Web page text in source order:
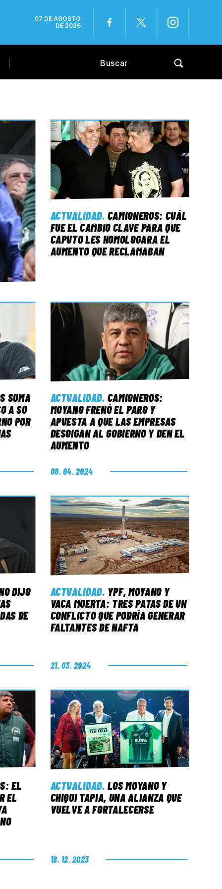
07 DE AGOSTO
DE 2026
ACTUALIDAD. CAMIONEROS: CUÁL
FUE EL CAMBIO CLAVE PARA QUE
CAPUTO LES HOMOLOGARA EL
AUMENTO QUE RECLAMABAN
SUMA
A SU
POR
ACTUALIDAD. CAMIONEROS:
MOYANO FRENÓ EL PARO Y
APUESTA A QUE LAS EMPRESAS
DESOIGAN AL GOBIERNO Y DEN EL
AUMENTO
08. 04. 2024
DIJO
DE
ACTUALIDAD. YPF, MOYANO Y
VACA MUERTA: TRES PATAS DE UN
CONFLICTO QUE PODRÍA GENERAR
FALTANTES DE NAFTA
21. 03. 2024
EL
EL
ACTUALIDAD. LOS MOYANO Y
CHIQUI TAPIA, UNA ALIANZA QUE
VUELVE A FORTALECERSE
18. 12. 2023